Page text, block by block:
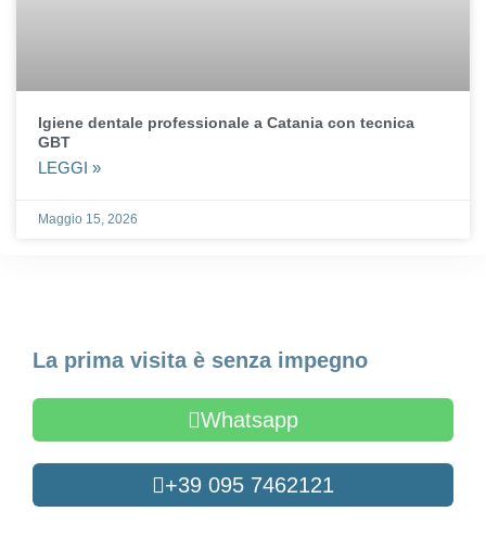
Igiene dentale professionale a Catania con tecnica
GBT
LEGGI »
Maggio 15, 2026
La prima visita è senza impegno
Whatsapp
+39 095 7462121